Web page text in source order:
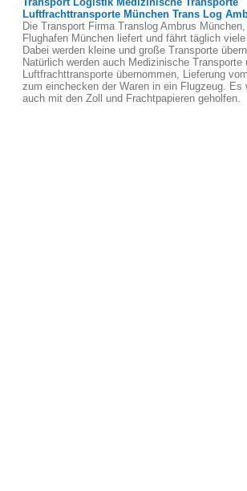
Luftfrachttransporte München Trans Log
Die Transport Firma Translog Ambrus
Flughafen München liefert und fährt täglich
Dabei werden kleine und große Transporte
Natürlich werden auch Medizinische Transporte
Luftfrachttransporte übernommen, Lieferung
zum einchecken der Waren in ein Flugzeug. Es
auch mit den Zoll und Frachtpapieren geholfen.